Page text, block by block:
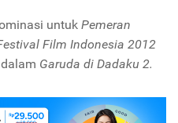
untuk Pemeran
Film Indonesia 2012
Garuda di Dadaku 2.